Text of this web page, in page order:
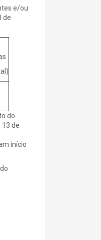
e/ou
de
do
de
início